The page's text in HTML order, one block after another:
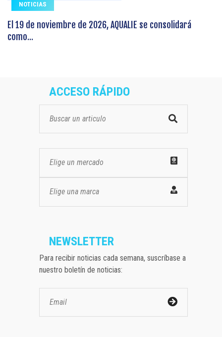
NOTICIAS
El 19 de noviembre de 2026, AQUALIE se consolidará
como...
ACCESO RÁPIDO
Elige un mercado
Elige una marca
NEWSLETTER
Para recibir noticias cada semana, suscríbase a
nuestro boletín de noticias: